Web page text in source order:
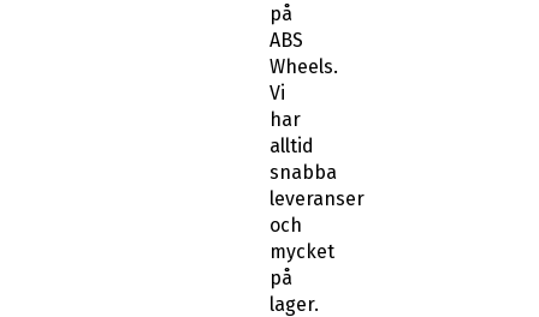
på
ABS
Wheels.
Vi
har
alltid
snabba
leveranser
och
mycket
på
lager.